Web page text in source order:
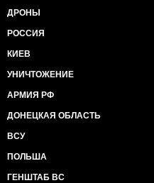
ДРОНЫ
РОССИЯ
КИЕВ
УНИЧТОЖЕНИЕ
АРМИЯ РФ
ДОНЕЦКАЯ ОБЛАСТЬ
ВСУ
ПОЛЬША
ГЕНШТАБ ВС